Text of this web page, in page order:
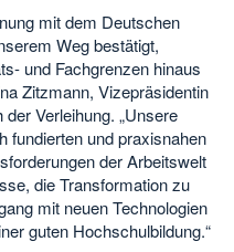
mit dem Deutschen
Weg bestätigt,
und Fachgrenzen hinaus
Zitzmann, Vizepräsidentin
Verleihung. „Unsere
fundierten und praxisnahen
der Arbeitswelt
die Transformation zu
mit neuen Technologien
guten Hochschulbildung.“